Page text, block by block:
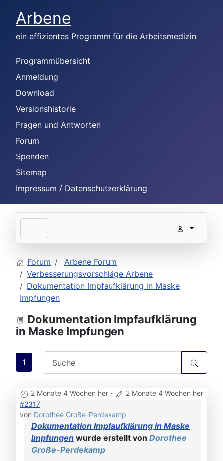
Arbene
ein effizientes Programm für die Arbeitsmedizin
Programmübersicht
Anmeldung
Download
Versionshistorie
Fragen und Antworten
Forum
Spenden
Sitemap
Impressum / Datenschutzerklärung
Forum
Arbene Forum
Verbesserungsvorschläge Arbene
Dokumentation Impfaufklärung in Maske
Impfungen
Dokumentation Impfaufklärung
in Maske Impfungen
1
2 Monate 4 Wochen her -
2 Monate 4 Wochen her
#2317
von Dorothee Große-Perdekamp
Dokumentation Impfaufklärung in Maske
Impfungen wurde erstellt von Dorothee
Große-Perdekamp